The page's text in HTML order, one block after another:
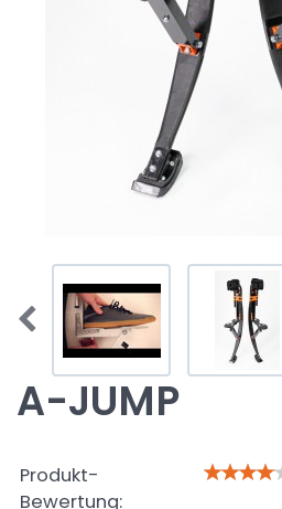
A-JUMP
Produkt-
Bewertung: